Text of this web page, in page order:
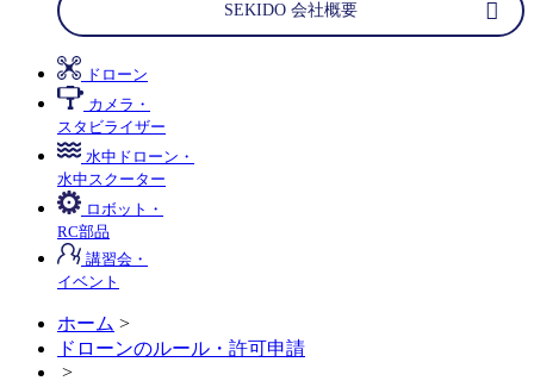
SEKIDO 会社概要
ドローン
カメラ・
スタビライザー
水中ドローン・
水中スクーター
ロボット・
RC部品
講習会・
イベント
ホーム >
ドローンのルール・許可申請
>